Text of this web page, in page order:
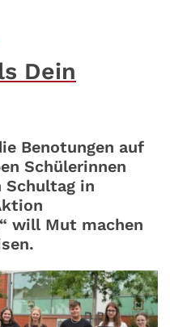
Dein
Benotungen auf
Schülerinnen
Schultag in
will Mut machen